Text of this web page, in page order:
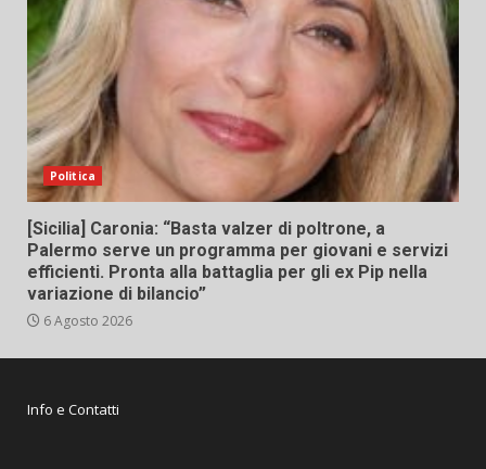
Politica
[Sicilia] Caronia: “Basta valzer di poltrone, a
Palermo serve un programma per giovani e servizi
efficienti. Pronta alla battaglia per gli ex Pip nella
variazione di bilancio”
6 Agosto 2026
Info e Contatti